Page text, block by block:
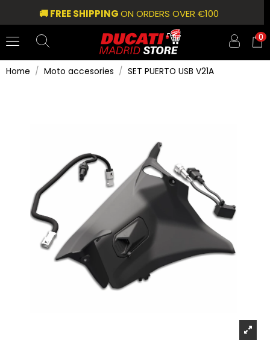
🚚 FREE SHIPPINGON ORDERS OVER €100
0
Home Moto accesories SET PUERTO USB V21A